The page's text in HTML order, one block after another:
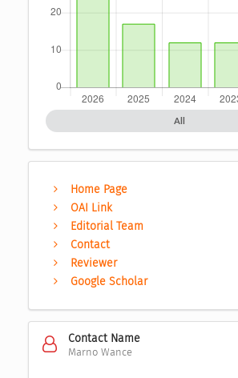
All
Home Page
OAI Link
Editorial Team
Contact
Reviewer
Google Scholar
Contact Name
Marno Wance